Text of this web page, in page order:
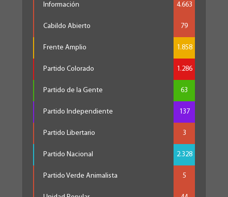
Información 4.663
Cabildo Abierto 79
Frente Amplio 1.858
Partido Colorado 1.286
Partido de la Gente 63
Partido Independiente 137
Partido Libertario 3
Partido Nacional 2.328
Partido Verde Animalista 5